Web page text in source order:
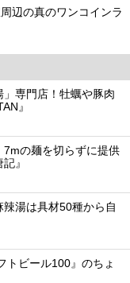
辺の真のワンコインラ
専門店！牡蠣や豚肉
』
の麺を切らずに提供
』
湯は具材50種から自
トビール100』のちょ